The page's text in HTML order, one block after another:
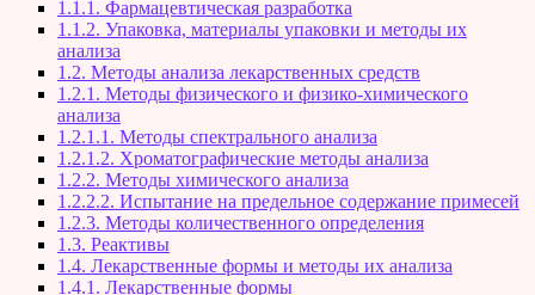
1.1.1. Фармацевтическая разработка
1.1.2. Упаковка, материалы упаковки и методы их
анализа
1.2. Методы анализа лекарственных средств
1.2.1. Методы физического и физико-химического
анализа
1.2.1.1. Методы спектрального анализа
1.2.1.2. Хроматографические методы анализа
1.2.2. Методы химического анализа
1.2.2.2. Испытание на предельное содержание примесей
1.2.3. Методы количественного определения
1.3. Реактивы
1.4. Лекарственные формы и методы их анализа
1.4.1. Лекарственные формы